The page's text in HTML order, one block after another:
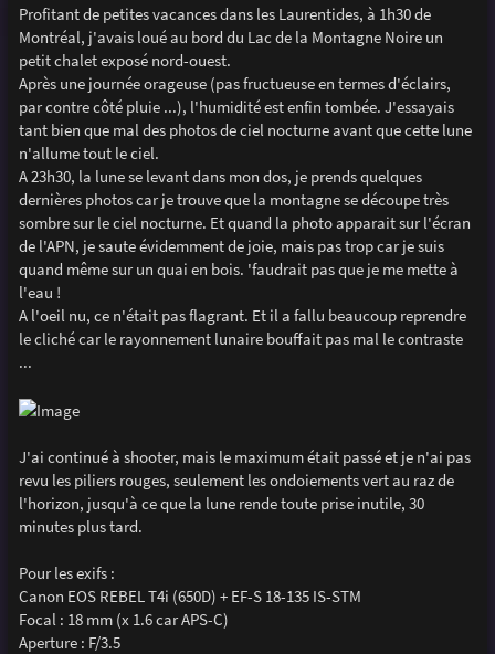
s
s
a
g
e
Profitant de petites vacances dans les Laurentides, à 1h30 de
Montréal, j'avais loué au bord du Lac de la Montagne Noire un
petit chalet exposé nord-ouest.
Après une journée orageuse (pas fructueuse en termes d'éclairs,
par contre côté pluie ...), l'humidité est enfin tombée. J'essayais
tant bien que mal des photos de ciel nocturne avant que cette lune
n'allume tout le ciel.
A 23h30, la lune se levant dans mon dos, je prends quelques
dernières photos car je trouve que la montagne se découpe très
sombre sur le ciel nocturne. Et quand la photo apparait sur l'écran
de l'APN, je saute évidemment de joie, mais pas trop car je suis
quand même sur un quai en bois. 'faudrait pas que je me mette à
l'eau !
A l'oeil nu, ce n'était pas flagrant. Et il a fallu beaucoup reprendre
le cliché car le rayonnement lunaire bouffait pas mal le contraste
...
J'ai continué à shooter, mais le maximum était passé et je n'ai pas
revu les piliers rouges, seulement les ondoiements vert au raz de
l'horizon, jusqu'à ce que la lune rende toute prise inutile, 30
minutes plus tard.
Pour les exifs :
Canon EOS REBEL T4i (650D) + EF-S 18-135 IS-STM
Focal : 18 mm (x 1.6 car APS-C)
Aperture : F/3.5